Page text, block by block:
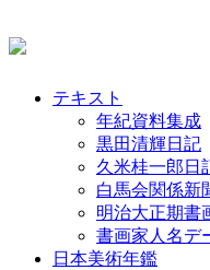
テキスト
年紀資料集成
黒田清輝日記
久米桂一郎日
白馬会関係新
明治大正期書
書画家人名デ
日本美術年鑑